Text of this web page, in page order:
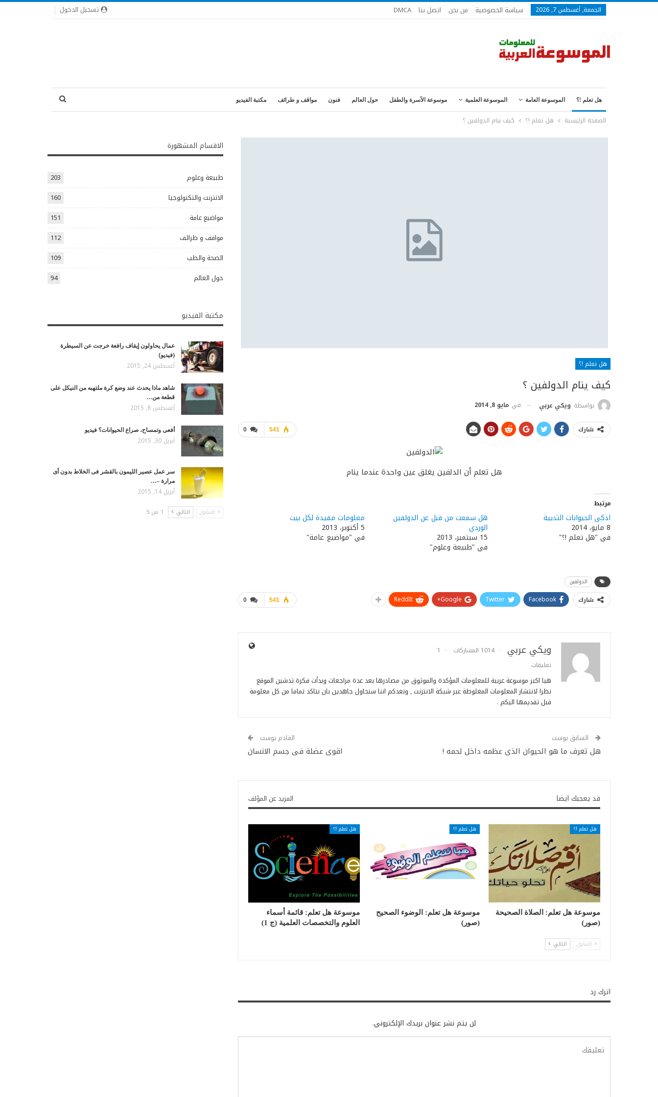
تسجيل الدخول الجمعة, أغسطس 7, 2026 سياسة الخصوصية من نحن اتصل بنا DMCA
هل تعلم !؟ الموسوعة العامة الموسوعة العلمية موسوعة الأسرة والطفل حول العالم فنون مواقف و طرائف مكتبة الفيديو
الصفحة الرئيسية هل تعلم !؟ كيف ينام الدولفين ؟
هل تعلم !؟
كيف ينام الدولفين ؟
بواسطة ويكي عربي في مايو 8, 2014
0 541 شارك
هل تعلم أن الدلفين يغلق عين واحدة عندما ينام​
مرتبط
اذكى الحيوانات الثديية
8 مايو، 2014
في "هل تعلم !؟"
هل سمعت من قبل عن الدولفين
الوردي
15 سبتمبر، 2013
في "طبيعة وعلوم"
معلومات مفيدة لكل بيت
5 أكتوبر، 2013
في "مواضيع عامة"
الدولفين
0 541 شارك Facebook
Twitter
Google+
ReddIt
ويكي عربي 1014 المشاركات
1
تعليقات
هيا اكبر موسوعة عربية للمعلومات المؤكدة والموثوق من مصادرها بعد عدة مراجعات وبدأت فكرة تدشين الموقع
نظرا لانتشار المعلومات المغلوطة عبر شبكة الانترنت , ونعدكم اننا سنحاول جاهدين بان نتاكد تماما من كل معلومة
قبل تقديمها اليكم .
السابق بوست
هل تعرف ما هو الحيوان الذى عظمه داخل لحمه !
القادم بوست
اقوى عضلة فى جسم الانسان
قد يعجبك ايضا المزيد عن المؤلف
هل تعلم !؟
موسوعة هل تعلم: الصلاة الصحيحة
(صور)
هل تعلم !؟
موسوعة هل تعلم: الوضوء الصحيح
(صور)
هل تعلم !؟
موسوعة هل تعلم: قائمة أسماء
العلوم والتخصصات العلمية (ج 1)
السابق التالي
اترك رد
لن يتم نشر عنوان بريدك الإلكتروني.
الاقسام المشهورة
طبيعة وعلوم
203
الانترنت والتكنولوجيا
160
مواضيع عامة
151
مواقف و طرائف
112
الصحة والطب
109
حول العالم
94
مكتبة الفيديو
عمال يحاولون إيقاف رافعة خرجت عن السيطرة
(فيديو)
أغسطس 24, 2015
شاهد ماذا يحدث عند وضع كرة ملتهبه من النيكل على
قطعة من…
أغسطس 8, 2015
أفعى وتمساح، صراع الحيوانات؟ فيديو
أبريل 30, 2015
سر عمل عصير الليمون بالقشر فى الخلاط بدون أى
مرارة –…
أبريل 14, 2015
السابق التالي 1 من 5